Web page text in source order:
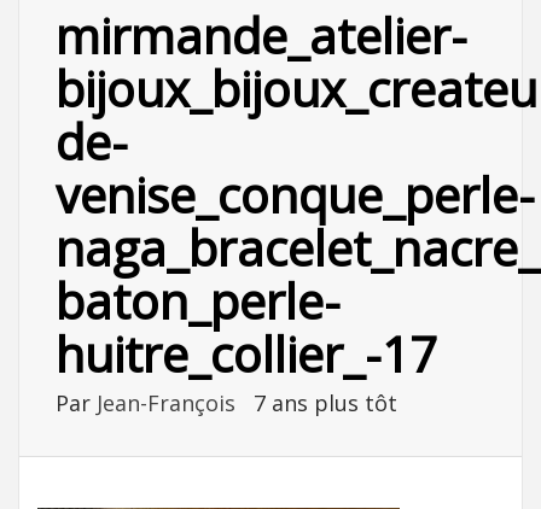
mirmande_atelier-
de-
venise_conque_perle-
baton_perle-
huitre_collier_-17
Par Jean-François 7 ans plus tôt